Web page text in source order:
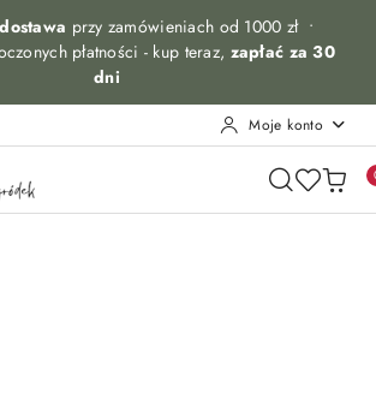
głównej
konto
głównego
produktu
przy zamówieniach od 1000 zł •
płatności - kup teraz, zapłać za 30
dni
Moje konto